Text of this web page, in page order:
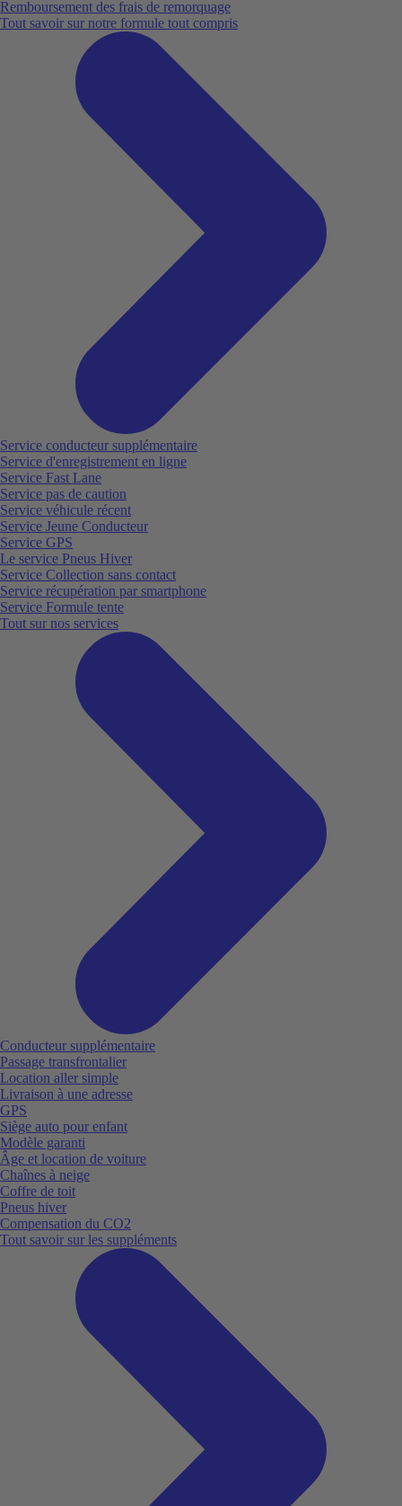
Remboursement des frais de remorquage
Tout savoir sur notre formule tout compris
Service conducteur supplémentaire
Service d'enregistrement en ligne
Service Fast Lane
Service pas de caution
Service véhicule récent
Service Jeune Conducteur
Service GPS
Le service Pneus Hiver
Service Collection sans contact
Service récupération par smartphone
Service Formule tente
Tout sur nos services
Conducteur supplémentaire
Passage transfrontalier
Location aller simple
Livraison à une adresse
GPS
Siège auto pour enfant
Modèle garanti
Âge et location de voiture
Chaînes à neige
Coffre de toit
Pneus hiver
Compensation du CO2
Tout savoir sur les suppléments